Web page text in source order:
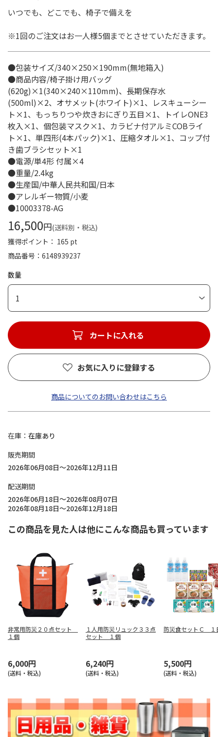
いつでも、どこでも、椅子で備えを
※1回のご注文はお一人様5個までとさせていただきます。
●包装サイズ/340×250×190mm(無地箱入)
●商品内容/椅子掛け用バッグ
(620g)×1(340×240×110mm)、長期保存水
(500ml)×2、オサメット(ホワイト)×1、レスキューシー
ト×1、もっちりつや炊きおにぎり五目×1、トイレONE3
枚入×1、個包装マスク×1、カラビナ付アルミCOBライ
ト×1、単四形(4本パック)×1、圧縮タオル×1、コップ付
き歯ブラシセット×1
●電源/単4形 付属×4
●重量/2.4kg
●生産国/中華人民共和国/日本
●アレルギー物質/小麦
●10003378-AG
16,500円(送料別・税込)
獲得ポイント： 165 pt
商品番号
6148939237
数量
1
カートに入れる
お気に入りに登録する
商品についてのお問い合わせはこちら
在庫
在庫あり
販売期間
2026年06月08日～2026年12月11日
配送期間
2026年06月18日～2026年08月07日
2026年08月18日～2026年12月18日
この商品を見た人は他にこんな商品も買っています
非常用防災２０点セット
１個
6,000円
(送料・税込)
１人用防災リュック３３点
セット １個
6,240円
(送料・税込)
防災食セットＣ １
5,500円
(送料・税込)